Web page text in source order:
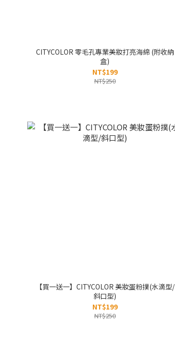
CITYCOLOR 零毛孔專業美妝打亮海綿 (附收納
盒)
NT$199
NT$250
【買一送一】CITYCOLOR 美妝蛋粉撲(水滴型/
斜口型)
NT$199
NT$250